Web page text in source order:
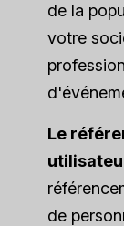
de la
votre
Le
de